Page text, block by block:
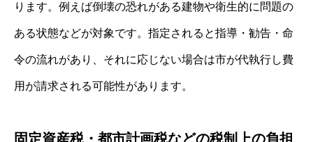
ります。例えば倒壊の恐れがある建物や衛生的に問題の
ある状態などが対象です。指定されると指導・勧告・命
令の流れがあり、それに応じない場合は市が代執行し費
用が請求される可能性があります。
固定資産税・都市計画税などの税制上の負担